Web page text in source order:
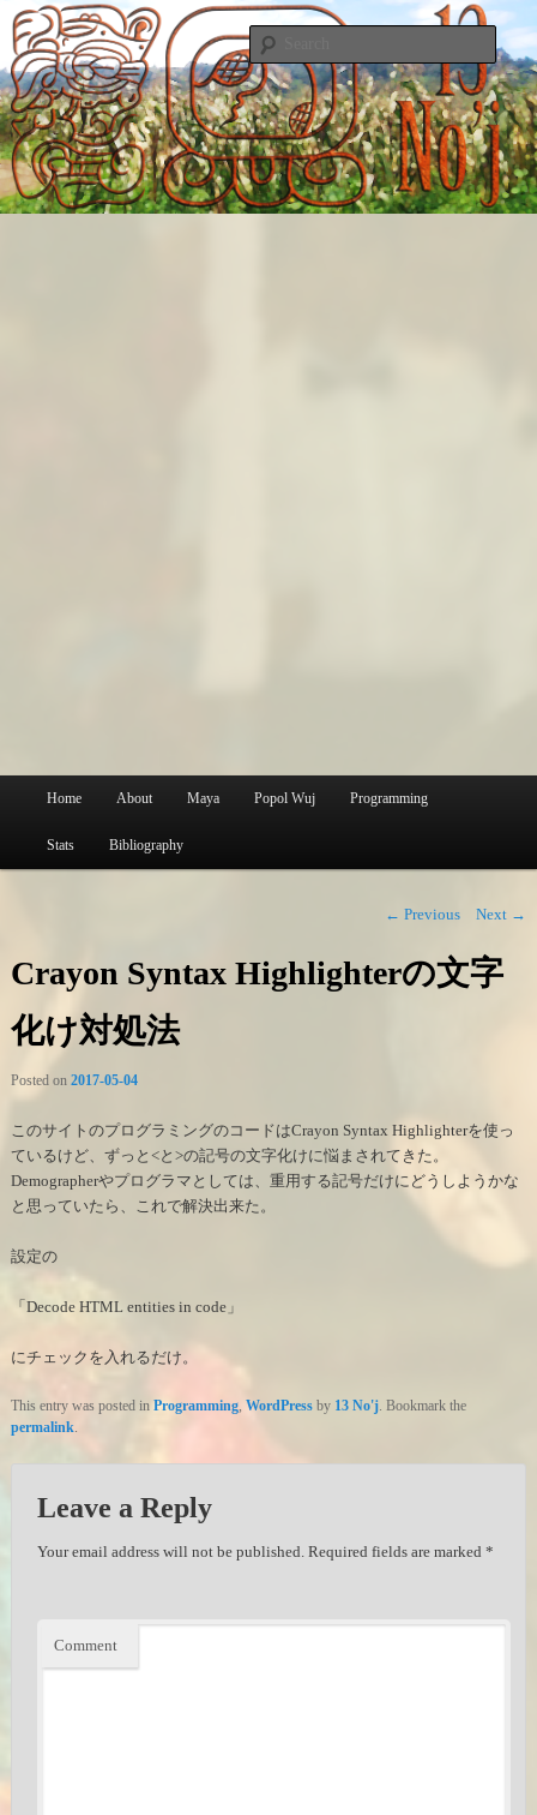
13 No'j
グアテマラ、マヤ文明とプログラミング/Mayan World and Programming
Skip
to
Home About Maya Popol Wuj Programming
Stats Bibliography
Post
← Previous Next →
Crayon Syntax Highlighterの文字
化け対処法
Posted on 2017-05-04
このサイトのプログラミングのコードはCrayon Syntax Highlighterを使っ
ているけど、ずっと<と>の記号の文字化けに悩まされてきた。
Demographerやプログラマとしては、重用する記号だけにどうしようかな
と思っていたら、これで解決出来た。
設定の
「Decode HTML entities in code」
にチェックを入れるだけ。
This entry was posted in Programming, WordPressby 13 No'j. Bookmark the
permalink.
Leave a Reply
Your email address will not be published. Required fields are marked*
Comment